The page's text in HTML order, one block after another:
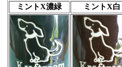
ミントX濃緑 ミントX白